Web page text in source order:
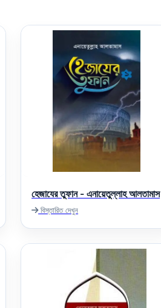
হেজাযের তুফান - এনায়েতুল্লাহ আলতামাস
বিস্তারিত দেখুন